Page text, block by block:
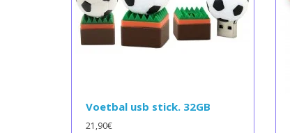
Voetbal usb stick. 32GB
21,90€